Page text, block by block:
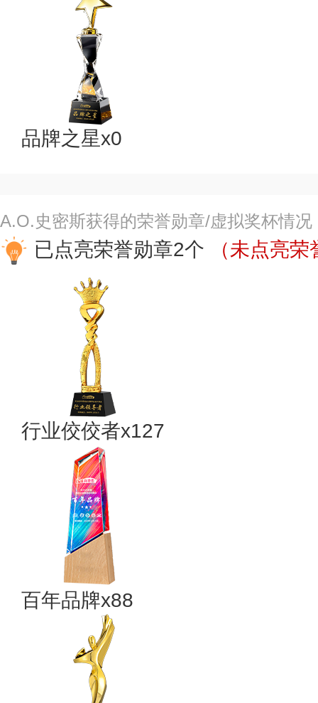
品牌之星x0
A.O.史密斯获得的荣誉勋章/虚拟奖杯情况
已点亮荣誉勋章2个 （未点亮
行业佼佼者x127
百年品牌x88